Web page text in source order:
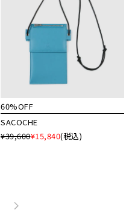
60%OFF
SACOCHE
¥39,600¥15,840(税込)